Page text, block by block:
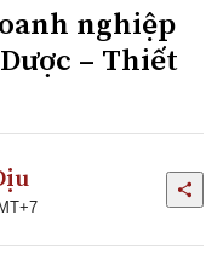
nghiệp
– Thiết